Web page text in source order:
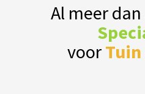
Al meer
voor